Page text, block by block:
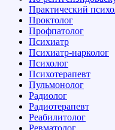
Практический
Проктолог
Профпатолог
Психиатр
Психиатр-нарколог
Психолог
Психотерапевт
Пульмонолог
Радиолог
Радиотерапевт
Реабилитолог
Ревматолог